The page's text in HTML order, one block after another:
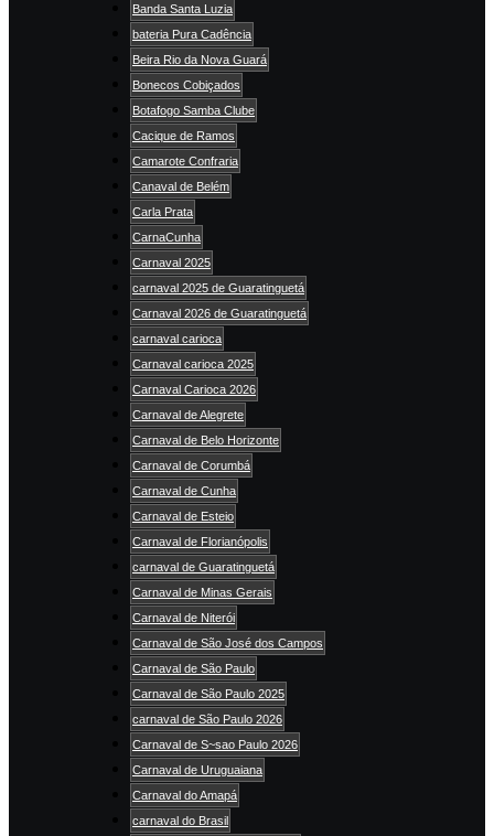
Banda Santa Luzia
bateria Pura Cadência
Beira Rio da Nova Guará
Bonecos Cobiçados
Botafogo Samba Clube
Cacique de Ramos
Camarote Confraria
Canaval de Belém
Carla Prata
CarnaCunha
Carnaval 2025
carnaval 2025 de Guaratinguetá
Carnaval 2026 de Guaratinguetá
carnaval carioca
Carnaval carioca 2025
Carnaval Carioca 2026
Carnaval de Alegrete
Carnaval de Belo Horizonte
Carnaval de Corumbá
Carnaval de Cunha
Carnaval de Esteio
Carnaval de Florianópolis
carnaval de Guaratinguetá
Carnaval de Minas Gerais
Carnaval de Niterói
Carnaval de São José dos Campos
Carnaval de São Paulo
Carnaval de São Paulo 2025
carnaval de São Paulo 2026
Carnaval de S~sao Paulo 2026
Carnaval de Uruguaiana
Carnaval do Amapá
carnaval do Brasil